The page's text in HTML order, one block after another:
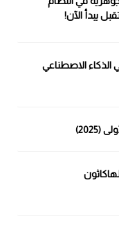
يبدأ الآن!
الاصطناعي